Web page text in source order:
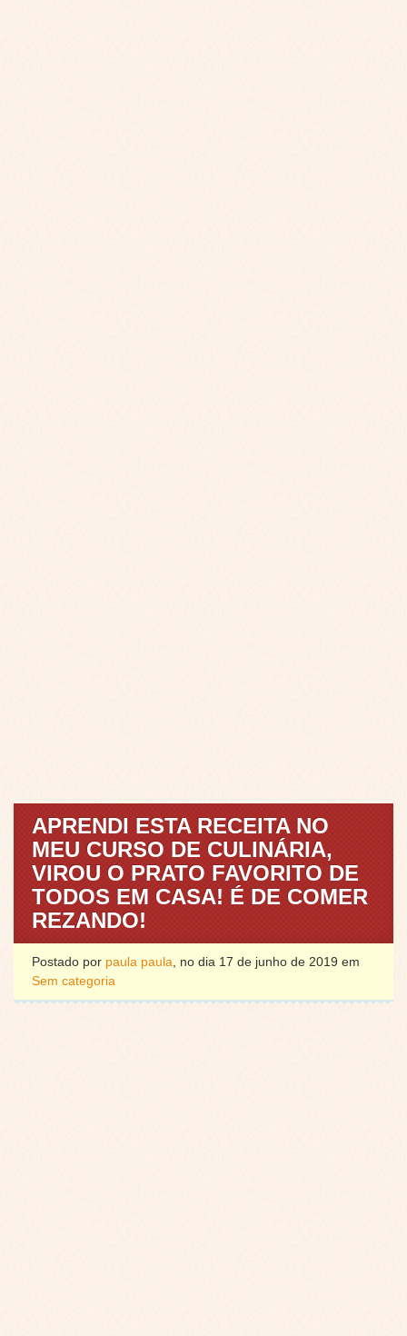
APRENDI ESTA RECEITA NO
MEU CURSO DE CULINÁRIA,
VIROU O PRATO FAVORITO DE
TODOS EM CASA! É DE COMER
REZANDO!
Postado por paula paula, no dia 17 de junho de 2019 em
Sem categoria